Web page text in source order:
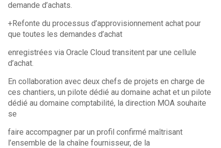
demande d’achats.
+Refonte du processus d’approvisionnement achat pour
que toutes les demandes d’achat
enregistrées via Oracle Cloud transitent par une cellule
d’achat.
En collaboration avec deux chefs de projets en charge de
ces chantiers, un pilote dédié au domaine achat et un pilote
dédié au domaine comptabilité, la direction MOA souhaite
se
faire accompagner par un profil confirmé maîtrisant
l’ensemble de la chaîne fournisseur, de la